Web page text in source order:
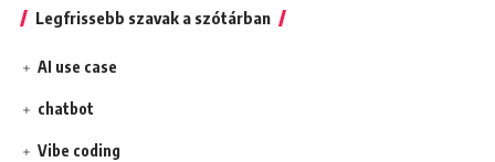
Legfrissebb szavak a szótárban
AI use case
chatbot
Vibe coding